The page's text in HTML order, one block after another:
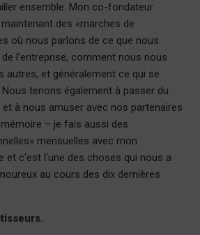
ensemble. Mon co-fondateur
des «marches de
où nous parlons de ce que nous
l’entreprise, comment nous nous
autres, et généralement ce qui se
tenons également à passer du
à nous amuser avec nos partenaires
– je fais aussi des
mensuelles avec mon
et c’est l’une des choses qui nous a
au cours des dix dernières